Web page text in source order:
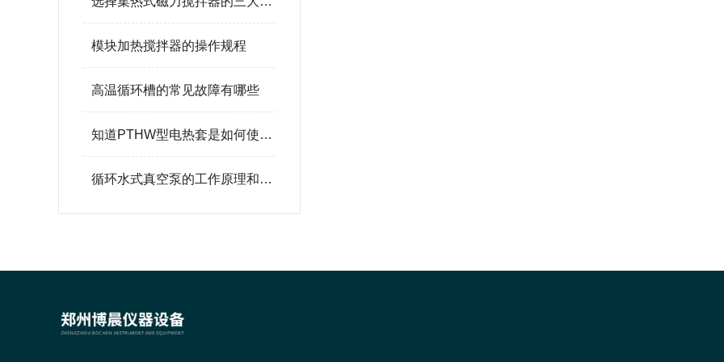
模块加热搅拌器的操作规程
高温循环槽的常见故障有哪些
知道PTHW型电热套是如何使用的吗
循环水式真空泵的工作原理和优势